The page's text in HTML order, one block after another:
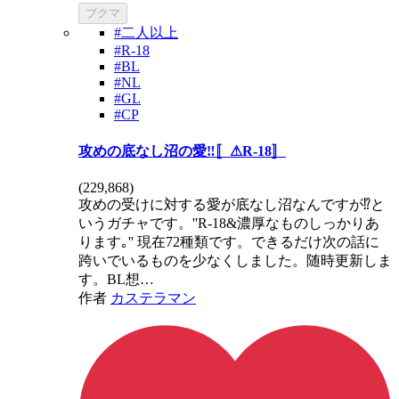
ブクマ
#二人以上
#R-18
#BL
#NL
#GL
#CP
攻めの底なし沼の愛‼️〚⚠R-18〛
(229,868)
攻めの受けに対する愛が底なし沼なんですが⁉️と
いうガチャです。''R-18&濃厚なものしっかりあ
ります｡'' 現在72種類です。できるだけ次の話に
跨いでいるものを少なくしました。随時更新しま
す。BL想…
作者 カステラマン